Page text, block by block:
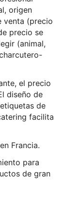
origen
venta (precio
precio se
(animal,
el precio
diseño de
de
facilita
Francia.
para
de gran